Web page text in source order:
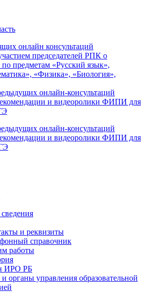
онлайн консультаций
председателей РПК о
по предметам «Русский язык»,
«Физика», «Биология»,
онлайн-консультаций
и видеоролики ФИПИ для
онлайн-консультаций
и видеоролики ФИПИ для
и реквизиты
справочник
работы
ИРО РБ
органы управления образовательной